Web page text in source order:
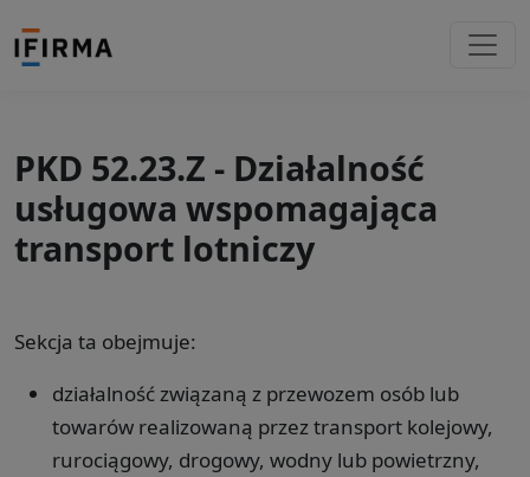
PKD 52.23.Z - Działalność
usługowa wspomagająca
transport lotniczy
Sekcja ta obejmuje:
działalność związaną z przewozem osób lub
towarów realizowaną przez transport kolejowy,
rurociągowy, drogowy, wodny lub powietrzny,